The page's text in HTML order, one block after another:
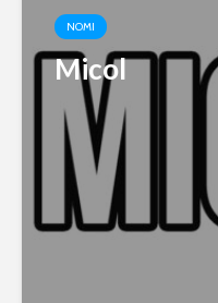
NOMI
Micol